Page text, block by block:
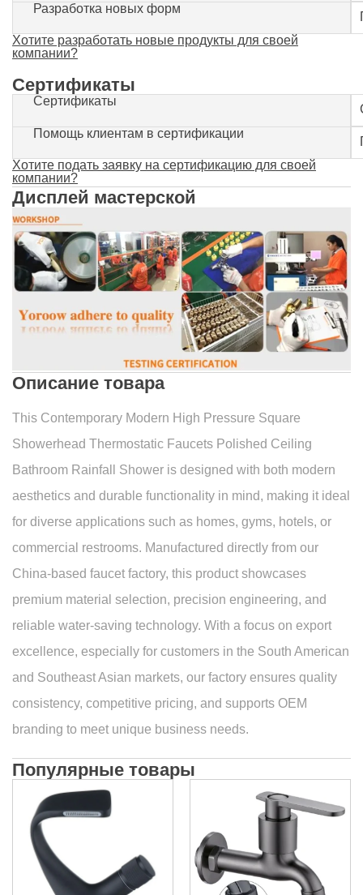
Разработка новых форм
Хотите разработать новые продукты для своей
компании?
Сертификаты
Сертификаты
Помощь клиентам в сертификации
Хотите подать заявку на сертификацию для своей
компании?
Дисплей мастерской
Описание товара
This Contemporary Modern High Pressure Square
Showerhead Thermostatic Faucets Polished Ceiling
Bathroom Rainfall Shower is designed with both modern
aesthetics and durable functionality in mind, making it ideal
for diverse applications such as homes, gyms, hotels, or
commercial restrooms. Manufactured directly from our
China-based faucet factory, this product showcases
premium material selection, precision engineering, and
reliable water-saving technology. With a focus on export
excellence, especially for customers in the South American
and Southeast Asian markets, our factory ensures quality
consistency, competitive pricing, and supports OEM
branding to meet unique business needs.
Популярные товары